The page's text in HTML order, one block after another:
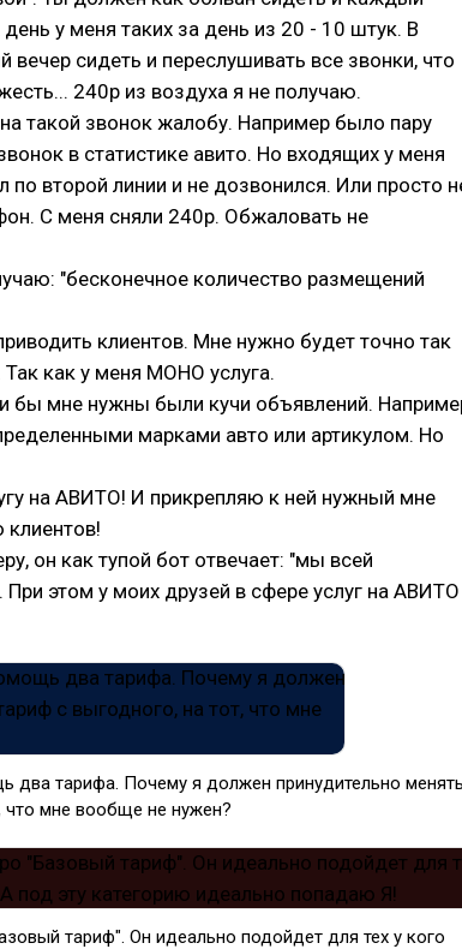
у меня таких за день из 20 - 10 штук. В
сидеть и переслушивать все звонки, что
240р из воздуха я не получаю.
такой звонок жалобу. Например было пару
в статистике авито. Но входящих у меня
второй линии и не дозвонился. Или просто
С меня сняли 240р. Обжаловать не
"бесконечное количество размещений
клиентов. Мне нужно будет точно так
как у меня МОНО услуга.
бы мне нужны были кучи объявлений.
марками авто или артикулом. Но
на АВИТО! И прикрепляю к ней нужный мне
он как тупой бот отвечает: "мы всей
этом у моих друзей в сфере услуг на АВИТО
два тарифа. Почему я должен принудительно
что мне вообще не нужен?
тариф". Он идеально подойдет для тех у кого